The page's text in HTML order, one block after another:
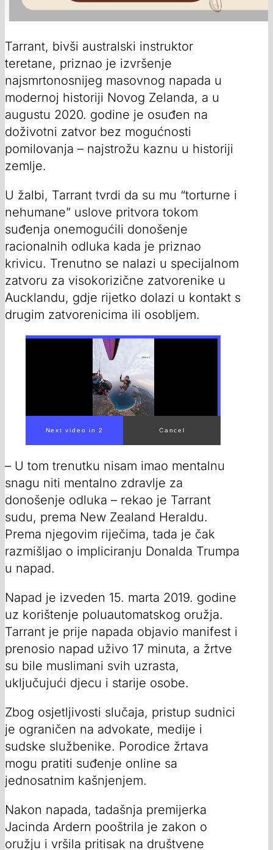
Tarrant, bivši australski instruktor
teretane, priznao je izvršenje
najsmrtonosnijeg masovnog napada u
modernoj historiji Novog Zelanda, a u
augustu 2020. godine je osuđen na
doživotni zatvor bez mogućnosti
pomilovanja – najstrožu kaznu u historiji
zemlje.
U žalbi, Tarrant tvrdi da su mu “torturne i
nehumane” uslove pritvora tokom
suđenja onemogućili donošenje
racionalnih odluka kada je priznao
krivicu. Trenutno se nalazi u specijalnom
zatvoru za visokorizične zatvorenike u
Aucklandu, gdje rijetko dolazi u kontakt s
drugim zatvorenicima ili osobljem.
– U tom trenutku nisam imao mentalnu
snagu niti mentalno zdravlje za
donošenje odluka – rekao je Tarrant
sudu, prema New Zealand Heraldu.
Prema njegovim riječima, tada je čak
razmišljao o impliciranju Donalda Trumpa
u napad.
Napad je izveden 15. marta 2019. godine
uz korištenje poluautomatskog oružja.
Tarrant je prije napada objavio manifest i
prenosio napad uživo 17 minuta, a žrtve
su bile muslimani svih uzrasta,
uključujući djecu i starije osobe.
Zbog osjetljivosti slučaja, pristup sudnici
je ograničen na advokate, medije i
sudske službenike. Porodice žrtava
mogu pratiti suđenje online sa
jednosatnim kašnjenjem.
Nakon napada, tadašnja premijerka
Jacinda Ardern pooštrila je zakon o
oružju i vršila pritisak na društvene